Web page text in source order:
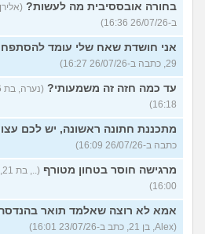
בחורה אובססיבית מה לעשות?
ב-26/07/26 16:36)
אני חושדת שאח שלי עומד
29, כתבה ב-26/07/26 16:27)
עד כמה חזה זה משמעותי?
16:18)
מתכננת חתונה ראשונה, יש לכם
כתבה ב-26/07/26 16:09)
מרגישה חוסר בטחון מטורף
16:00)
אמא לא רוצה שאלמד תואר
(Alex, בן 21, כתב ב-23/07/26 16:01)